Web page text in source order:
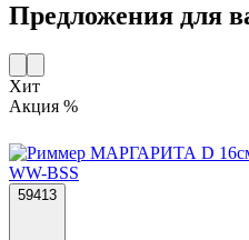
Предложения для
Хит
Акция %
59413